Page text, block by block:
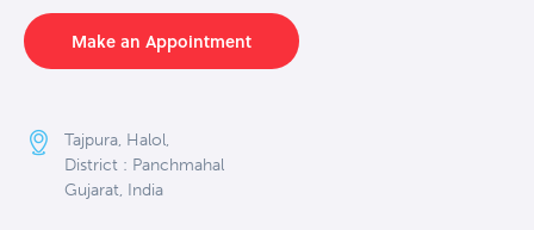
Make an Appointment
Tajpura, Halol,
District : Panchmahal
Gujarat, India